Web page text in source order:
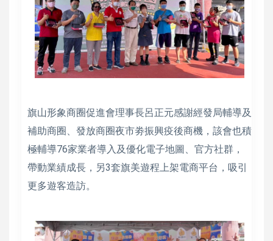
旗山形象商圈促進會理事長呂正元感謝經發局輔導及
補助商圈、發放商圈夜市劵振興疫後商機，該會也積
極輔導76家業者導入及優化電子地圖、官方社群，
帶動業績成長，另3套旗美遊程上架電商平台，吸引
更多遊客造訪。